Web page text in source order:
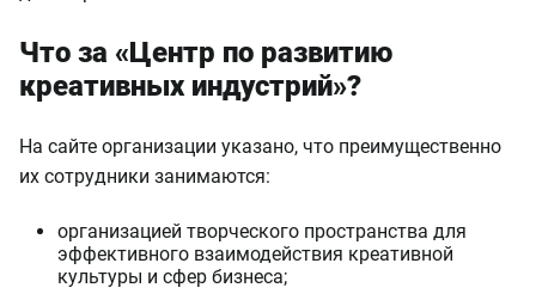
Что за «Центр по развитию
креативных индустрий»?
На сайте организации указано, что преимущественно
их сотрудники занимаются:
организацией творческого пространства для
эффективного взаимодействия креативной
культуры и сфер бизнеса;